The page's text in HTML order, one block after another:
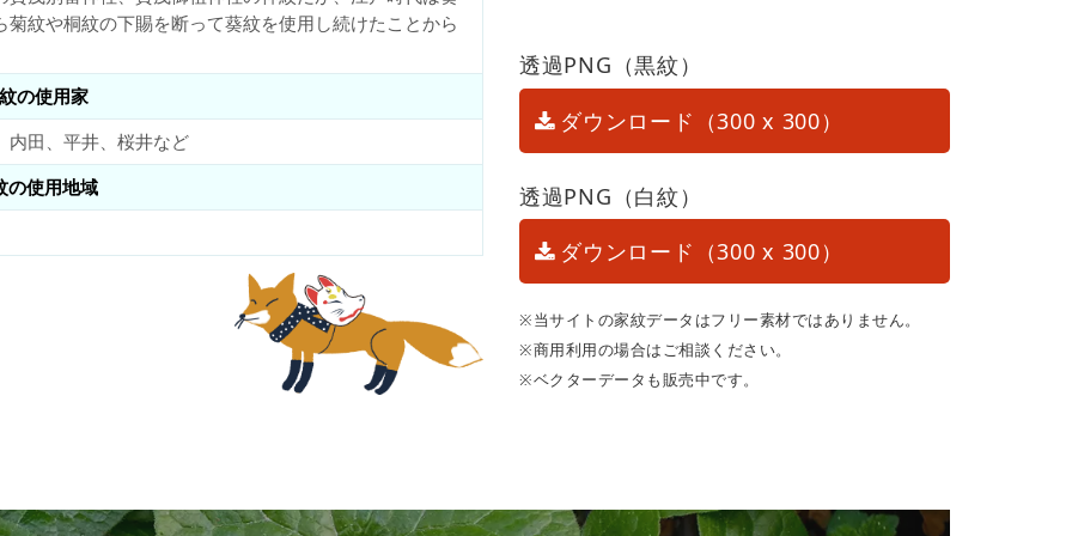
紋や桐紋の下賜を断って葵紋を使用し続けたことから
の使用家
内田、平井、桜井など
の使用地域
透過PNG（黒紋）
ダウンロード（300 x 300）
透過PNG（白紋）
ダウンロード（300 x 300）
※当サイトの家紋データはフリー素材ではありません。
※商用利用の場合はご相談ください。
※ベクターデータも販売中です。